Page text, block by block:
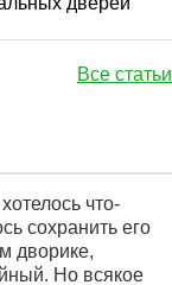
Все статьи
что-
сохранить его
дворике,
Но всякое